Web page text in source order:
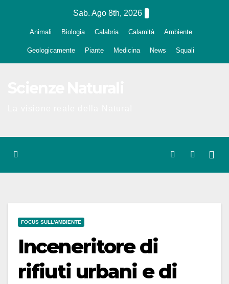
Sab. Ago 8th, 2026
Animali Biologia Calabria Calamità Ambiente
Geologicamente Piante Medicina News Squali
FOCUS SULL'AMBIENTE
Inceneritore di
rifiuti urbani e di